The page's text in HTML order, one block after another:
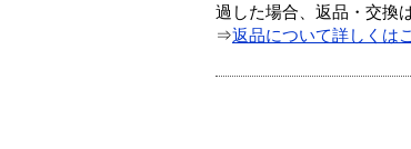
過した場合、返品・交換
⇒返品について詳しくは